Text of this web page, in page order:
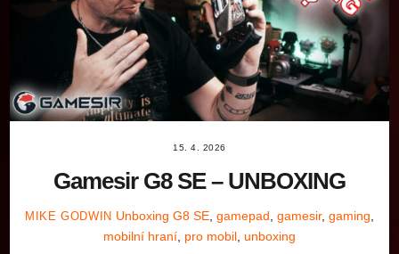
15. 4. 2026
Gamesir G8 SE – UNBOXING
MIKE GODWIN Unboxing G8 SE ,gamepad ,gamesir,gaming
mobilní hraní pro mobil unboxing